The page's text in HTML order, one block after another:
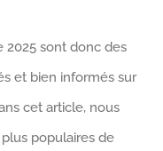
2025 sont donc des
et bien informés sur
cet article, nous
populaires de